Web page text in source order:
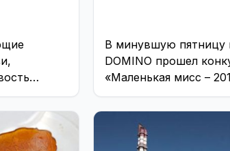
В минувшую пятницу
DOMINO прошел
«Маленькая мисс –